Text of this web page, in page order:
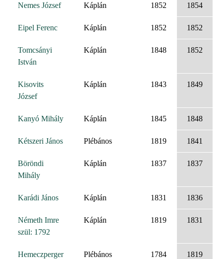
Nemes József Káplán 1852 1854
Eipel Ferenc Káplán 1852 1852
Tomcsányi
István
Káplán 1848 1852
Kisovits
József
Káplán 1843 1849
Kanyó Mihály Káplán 1845 1848
Kétszeri János Plébános 1819 1841
Böröndi
Mihály
Káplán 1837 1837
Karádi János Káplán 1831 1836
Németh Imre
szül: 1792
Káplán 1819 1831
Hemeczperger
Plébános 1784 1819